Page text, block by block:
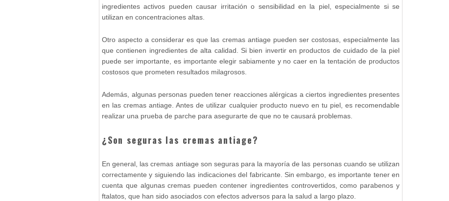
ingredientes activos pueden causar irritación o sensibilidad en la piel, especialmente si se
utilizan en concentraciones altas.
Otro aspecto a considerar es que las cremas antiage pueden ser costosas, especialmente las
que contienen ingredientes de alta calidad. Si bien invertir en productos de cuidado de la piel
puede ser importante, es importante elegir sabiamente y no caer en la tentación de productos
costosos que prometen resultados milagrosos.
Además, algunas personas pueden tener reacciones alérgicas a ciertos ingredientes presentes
en las cremas antiage. Antes de utilizar cualquier producto nuevo en tu piel, es recomendable
realizar una prueba de parche para asegurarte de que no te causará problemas.
¿Son seguras las cremas antiage?
En general, las cremas antiage son seguras para la mayoría de las personas cuando se utilizan
correctamente y siguiendo las indicaciones del fabricante. Sin embargo, es importante tener en
cuenta que algunas cremas pueden contener ingredientes controvertidos, como parabenos y
ftalatos, que han sido asociados con efectos adversos para la salud a largo plazo.